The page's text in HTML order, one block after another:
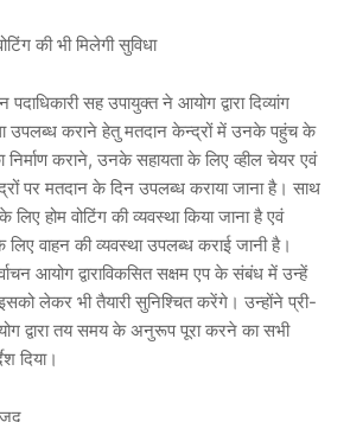
की भी मिलेगी सुविधा
सह उपायुक्त ने आयोग द्वारा दिव्यांग
उपलब्ध कराने हेतु मतदान केन्द्रों में उनके पहुंच के
निर्माण कराने, उनके सहायता के लिए व्हील चेयर एवं
पर मतदान के दिन उपलब्ध कराया जाना है। साथ
लिए होम वोटिंग की व्यवस्था किया जाना है एवं
वाहन की व्यवस्था उपलब्ध कराई जानी है।
आयोग द्वाराविकसित सक्षम एप के संबंध में उन्हें
इसको लेकर भी तैयारी सुनिश्चित करेंगे। उन्होंने प्री-
द्वारा तय समय के अनुरूप पूरा करने का सभी
दिया।